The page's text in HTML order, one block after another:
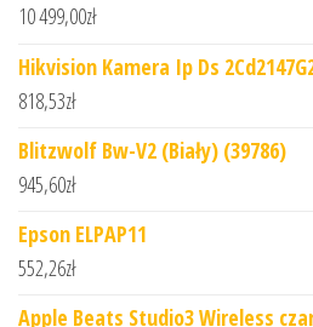
10 499,00zł
Hikvision Kamera Ip Ds
818,53zł
Blitzwolf Bw-V2 (Biały) (39786)
945,60zł
Epson ELPAP11
552,26zł
Apple Beats Studio3 Wireless